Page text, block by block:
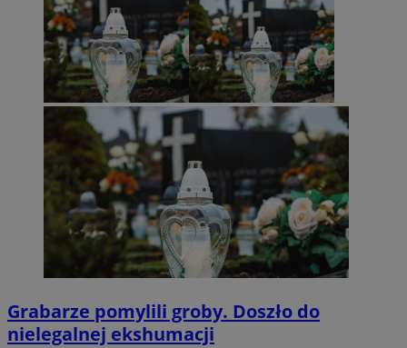
Grabarze pomylili groby. Doszło do
nielegalnej ekshumacji